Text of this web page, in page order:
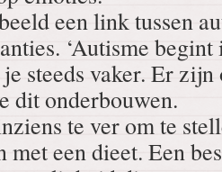
een link tussen
‘Autisme
je steeds vaker. Er
dit onderbouwen.
te ver om te
met een dieet. Een